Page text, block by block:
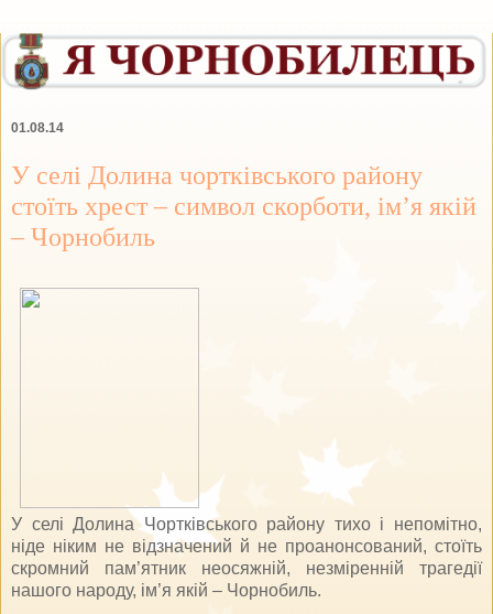
01.08.14
У селі Долина чортківського району
стоїть хрест – символ скорботи, ім’я якій
– Чорнобиль
У селі Долина Чортківського району тихо і непомітно,
ніде ніким не відзначений й не проанонсований, стоїть
скромний пам’ятник неосяжній, незміренній трагедії
нашого народу, ім’я якій – Чорнобиль.